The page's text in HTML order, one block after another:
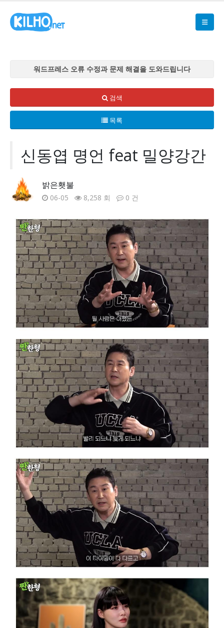
워드프레스 오류 수정과 문제 해결을 도와드립니다
워드프레스 오류 수정과 문제 해결을 도와드립니다
워드프레스 오류 수정과 문제 해결을 도와드립니다
워드프레스 오류 수정과 문제 해결을 도와드립니다
검색
목록
신동엽 명언 feat 밀양강간
밝은횃불
06-05 8,258 회 0 건